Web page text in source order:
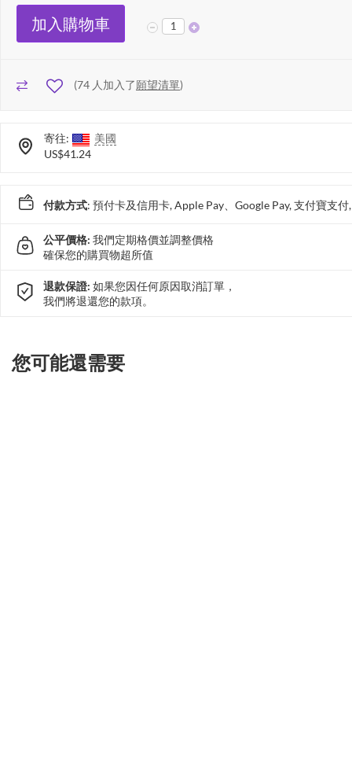
加入購物車
(74 人加入了願望清單)
寄往:
美國
US$41.24
付款方式: 預付卡及信用卡, Apple Pay、Google Pay, 支付寶支
公平價格: 我們定期格價並調整價格
確保您的購買物超所值
退款保證: 如果您因任何原因取消訂單，
我們將退還您的款項。
您可能還需要